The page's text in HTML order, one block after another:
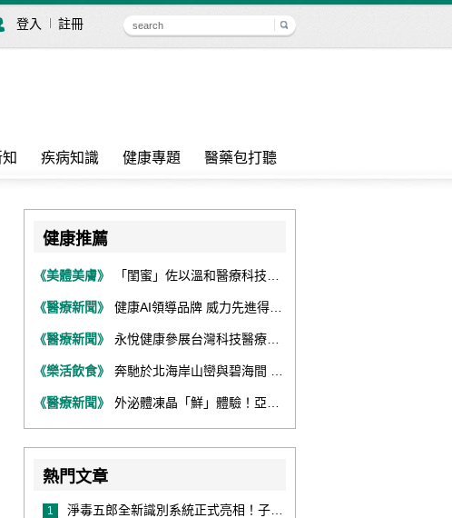
登入 註冊
疾病知識 健康專題 醫藥包打聽
健康推薦
《美體美膚》 「閨蜜」佐以溫和醫療科技，陪伴女性找回身體舒適與自信
《醫療新聞》 健康AI領導品牌 威力先進得獎不斷 同獲『玉山獎』『金炬獎』最高肯定
《醫療新聞》 永悅健康參展台灣科技醫療展 展現數位健康全場景整合能力
《樂活飲食》 奔馳於北海岸山巒與碧海間 跑出屬於你的生命之光 『2026光境半程馬拉松挑戰賽－升龍道』火熱報名中
《醫療新聞》 外泌體凍晶「鮮」體驗！亞家生技解鎖24個月高活性 專利瓶蓋「秒回溶」超驚艷！醫科展秀「睛」亮神采
熱門文章
1 淨毒五郎全新識別系統正式亮相！子品牌然本再推體香噴霧新產品！